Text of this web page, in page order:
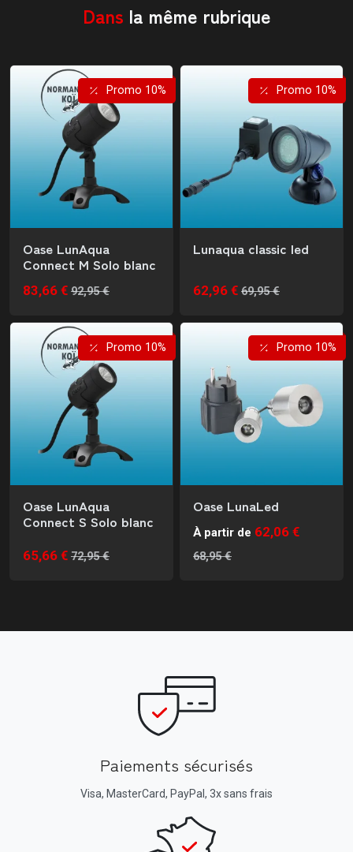
Dans la même rubrique
Promo 10%
Oase LunAqua
Connect M Solo blanc
83,66 € 92,95 €
Promo 10%
Lunaqua classic led
62,96 € 69,95 €
Promo 10%
Oase LunAqua
Connect S Solo blanc
65,66 € 72,95 €
Promo 10%
Oase LunaLed
À partir de 62,06 €
68,95 €
Paiements sécurisés
Visa, MasterCard, PayPal, 3x sans frais